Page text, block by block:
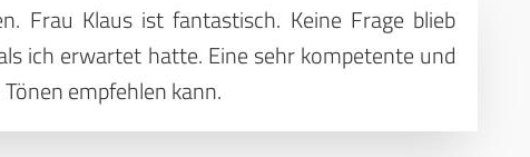
Frau Klaus ist fantastisch. Keine Frage blieb
ich erwartet hatte. Eine sehr kompetente und
empfehlen kann.